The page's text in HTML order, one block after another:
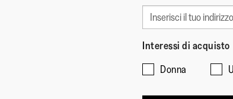
Interessi di acquisto
Donna